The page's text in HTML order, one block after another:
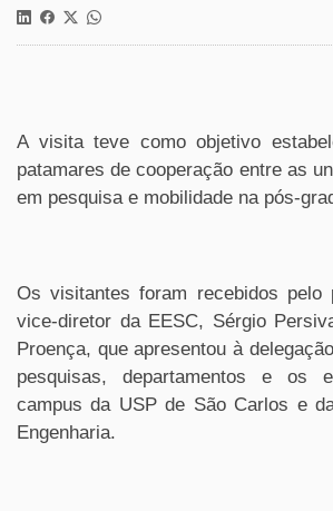
A visita teve como objetivo
patamares de cooperação entre as
em pesquisa e mobilidade na pós-
Os visitantes foram recebidos pelo
vice-diretor da EESC, Sérgio
Proença, que apresentou à
pesquisas, departamentos e os
campus da USP de São Carlos e
Engenharia.